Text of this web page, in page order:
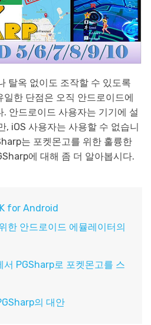
탈옥 없이도 조작할 수 있도록
한 단점은 오직 안드로이드에
안드로이드 사용자는 기기에 설
, iOS 사용자는 사용할 수 없습니
는 포켓몬고를 위한 훌륭한
에 대해 좀 더 알아봅시다.
for Android
한 안드로이드 에뮬레이터의
서 PGSharp로 포켓몬고를 스
의 대안